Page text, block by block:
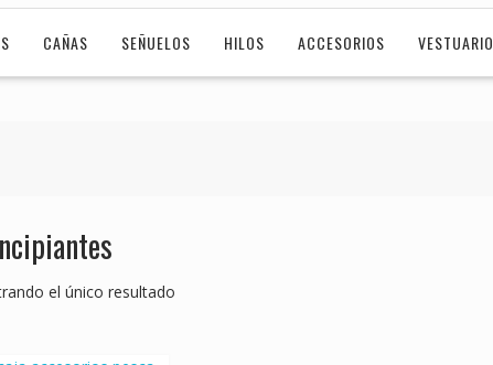
CAÑAS SEÑUELOS HILOS ACCESORIOS VESTUARIO
el único resultado